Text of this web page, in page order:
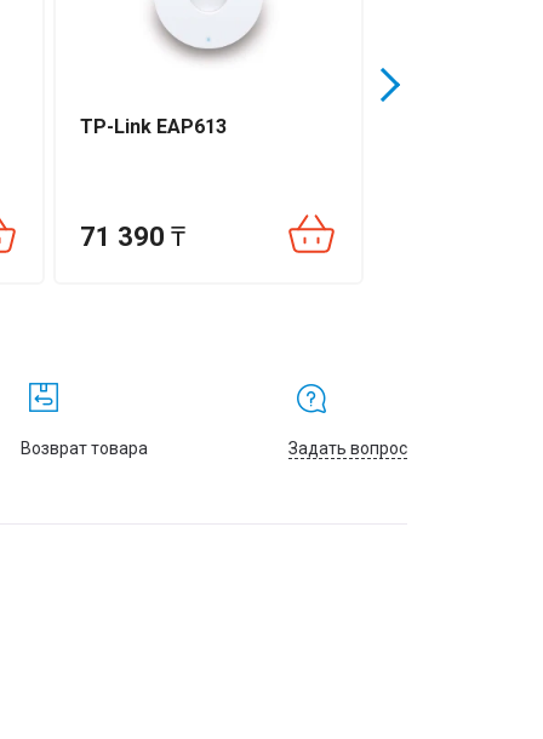
TP-Link EAP613
71 390 ₸
Возврат товара Задать вопрос